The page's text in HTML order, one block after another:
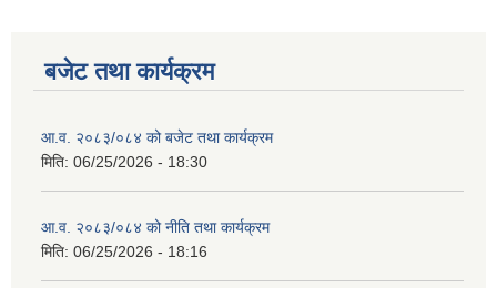
बजेट तथा कार्यक्रम
आ.व. २०८३/०८४ को बजेट तथा कार्यक्रम
मिति: 06/25/2026 - 18:30
आ.व. २०८३/०८४ को नीति तथा कार्यक्रम
मिति: 06/25/2026 - 18:16